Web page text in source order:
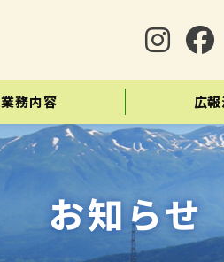
業務内容 広
お知らせ